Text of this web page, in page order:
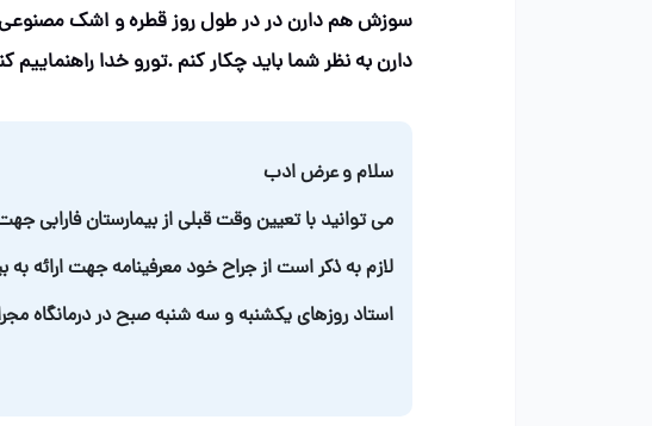
سوزش هم دارن در در طول روز قطره و اشک
دارن به نظر شما باید چکار کنم .تورو خدا راهنماییم
سلام و عرض ادب
می توانید با تعیین وقت قبلی از بیمارستان فارابی
لازم به ذکر است از جراح خود معرفینامه جهت ارائه به
استاد روزهای یکشنبه و سه شنبه صبح در درمانگاه